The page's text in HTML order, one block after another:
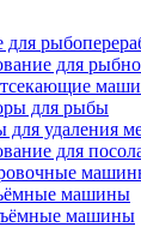
для
для рыбы
удаления
для
машины
машины